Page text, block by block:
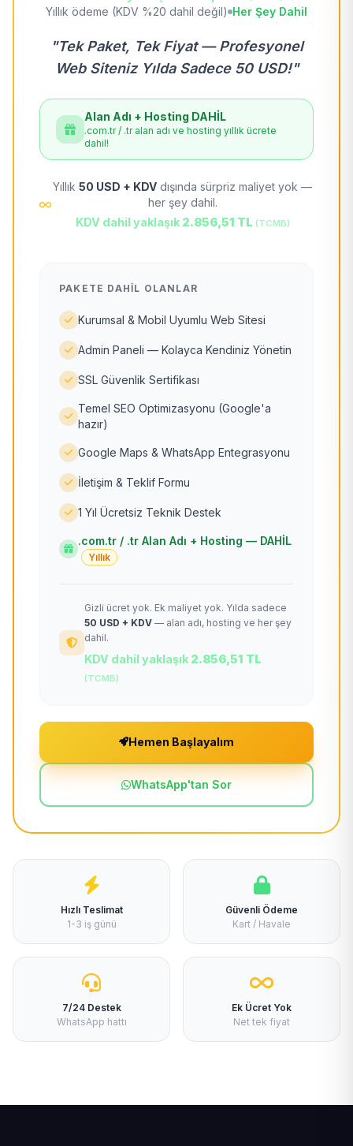
Yıllık ödeme (KDV %20 dahil değil) Her Şey Dahil
"Tek Paket, Tek Fiyat — Profesyonel
Web Siteniz Yılda Sadece 50 USD!"
Alan Adı + Hosting DAHİL
.com.tr / .tr alan adı ve hosting yıllık ücrete
dahil!
Yıllık 50 USD + KDV dışında sürpriz maliyet yok —
her şey dahil.
KDV dahil yaklaşık 2.856,51 TL (TCMB)
PAKETE DAHIL OLANLAR
Kurumsal & Mobil Uyumlu Web Sitesi
Admin Paneli — Kolayca Kendiniz Yönetin
SSL Güvenlik Sertifikası
Temel SEO Optimizasyonu (Google'a
hazır)
Google Maps & WhatsApp Entegrasyonu
İletişim & Teklif Formu
1 Yıl Ücretsiz Teknik Destek
.com.tr / .tr Alan Adı + Hosting — DAHİL
Yıllık
Gizli ücret yok. Ek maliyet yok. Yılda sadece
50 USD + KDV — alan adı, hosting ve her şey
dahil.
KDV dahil yaklaşık 2.856,51 TL
(TCMB)
Hemen Başlayalım
WhatsApp'tan Sor
Hızlı Teslimat
1-3 iş günü
Güvenli Ödeme
Kart / Havale
7/24 Destek
WhatsApp hattı
Ek Ücret Yok
Net tek fiyat